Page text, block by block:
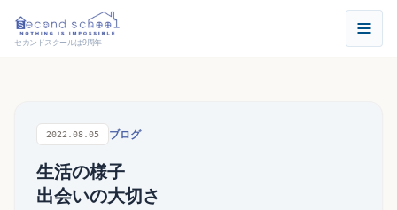
セカンドスクールは9周年
2022.08.05 ブログ
生活の様子
出会いの大切さ